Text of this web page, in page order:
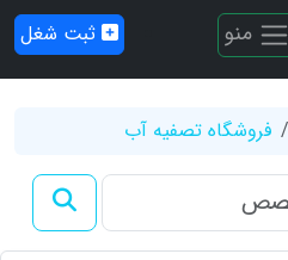
منو ثبت شغل
فروشگاه تصفیه آب